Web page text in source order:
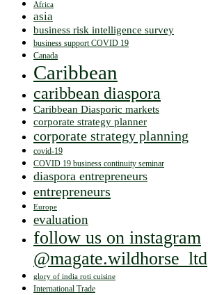
Africa
asia
business risk intelligence survey
business support COVID 19
Canada
Caribbean
caribbean diaspora
Caribbean Diasporic markets
corporate strategy planner
corporate strategy planning
covid-19
COVID 19 business continuity seminar
diaspora entrepreneurs
entrepreneurs
Europe
evaluation
follow us on instagram
@magate.wildhorse_ltd
glory of india roti cuisine
International Trade